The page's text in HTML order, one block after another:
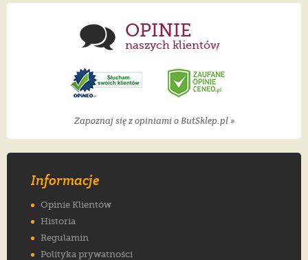
OPINIE
naszych klientów
Zapoznaj się z opiniami o ButSklep.pl »
Informacje
Opinie Klientów
Historia
Regulamin
Polityka prywatności